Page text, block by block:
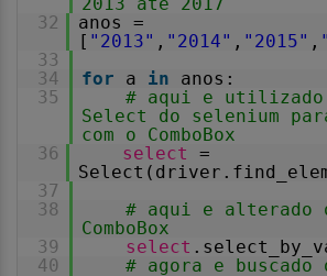
32
anos =
[ "2013" , "2014" , "2015" ,
33
34
for a in
anos:
35
# aqui e utilizado
Select do selenium
com o ComboBox
36
select
=
37
38
# aqui e alterado
ComboBox
39
select
40
# agora e buscado